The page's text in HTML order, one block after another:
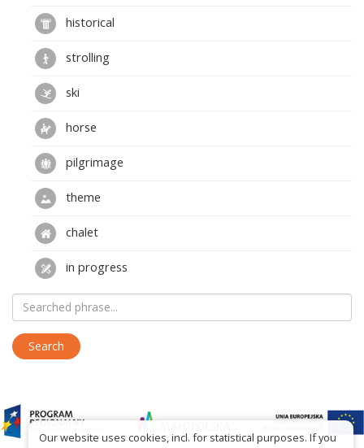
historical
strolling
ski
horse
pilgrimage
theme
chalet
in progress
Our website uses cookies, incl. for statistical purposes. If you